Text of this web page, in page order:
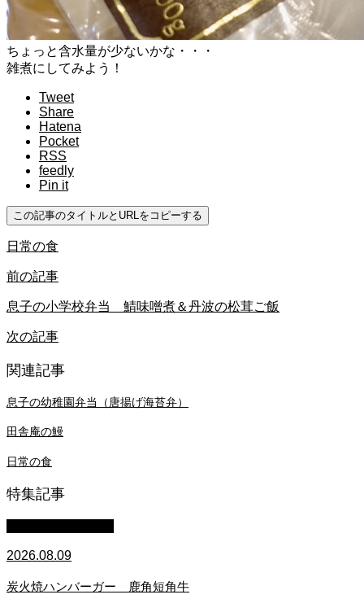
ちょっと含水量が少ないかな・・・
雑煮にしてみよう！
Tweet
Share
Hatena
Pocket
RSS
feedly
Pin it
この記事のタイトルとURLをコピーする
日常の食
前の記事
息子の小学校弁当 鯖味噌煮＆丹波の松茸ご飯
次の記事
関連記事
息子の幼稚園弁当（唐揚げ海苔弁）
田舎庵の鰻
日常の食
特集記事
2026.08.09
炭火焼ハンバーガー 鹿角短角牛